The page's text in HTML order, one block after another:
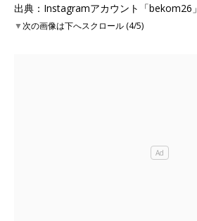
出典：Instagramアカウント「bekom26」
▼次の画像は下へスクロール (4/5)